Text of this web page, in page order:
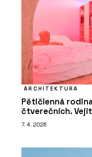
ARCHITEKTURA
Pětičlenná
čtverečních.
7. 4. 2026